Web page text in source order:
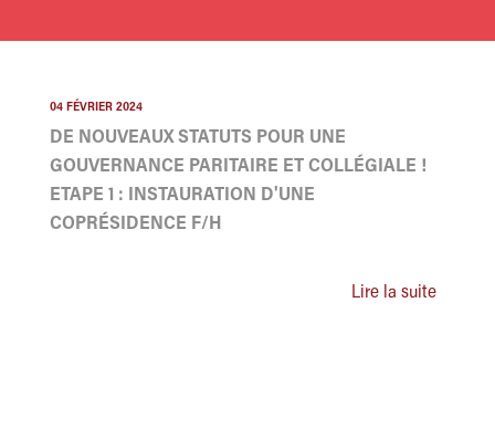
04 FÉVRIER 2024
DE NOUVEAUX STATUTS POUR UNE
GOUVERNANCE PARITAIRE ET COLLÉGIALE !
ETAPE 1 : INSTAURATION D'UNE
COPRÉSIDENCE F/H
Lire la suite